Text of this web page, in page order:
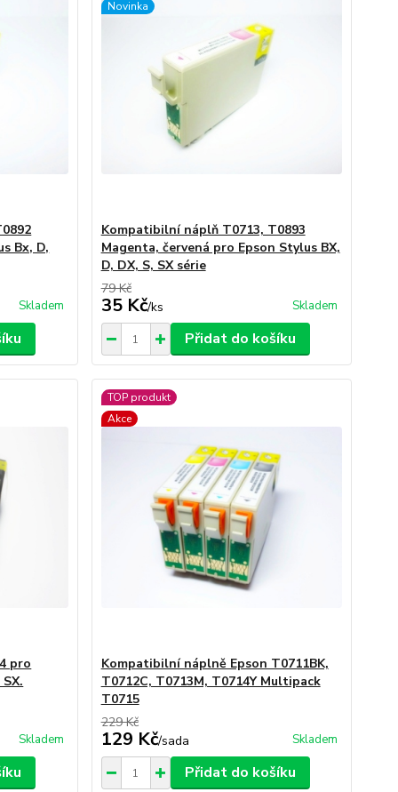
Bx, D,
Skladem
Novinka
Kompatibilní náplň T0713, T0893
Magenta, červená pro Epson Stylus BX,
D, DX, S, SX série
79 Kč
35 Kč/ks Skladem
Přidat do košíku
pro
Skladem
TOP produkt
Akce
Kompatibilní náplně Epson T0711BK,
T0712C, T0713M, T0714Y Multipack
T0715
229 Kč
129 Kč/sada Skladem
Přidat do košíku